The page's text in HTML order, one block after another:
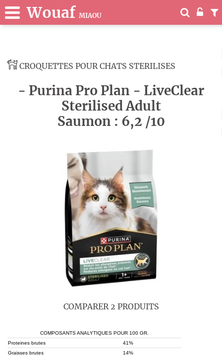
Wouaf MIAOU
CROQUETTES POUR CHATS STERILISES
- Purina Pro Plan - LiveClear
Sterilised Adult
Saumon : 6,2 /10
COMPARER 2 PRODUITS
COMPOSANTS ANALYTIQUES POUR 100 GR.
Proteines brutes
41%
Graisses brutes
14%